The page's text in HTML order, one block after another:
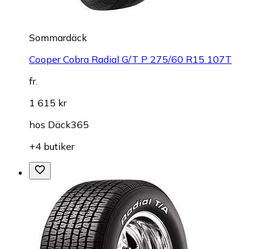
Sommardäck
Cooper Cobra Radial G/T P 275/60 R15 107T
fr.
1 615 kr
hos Däck365
+4 butiker